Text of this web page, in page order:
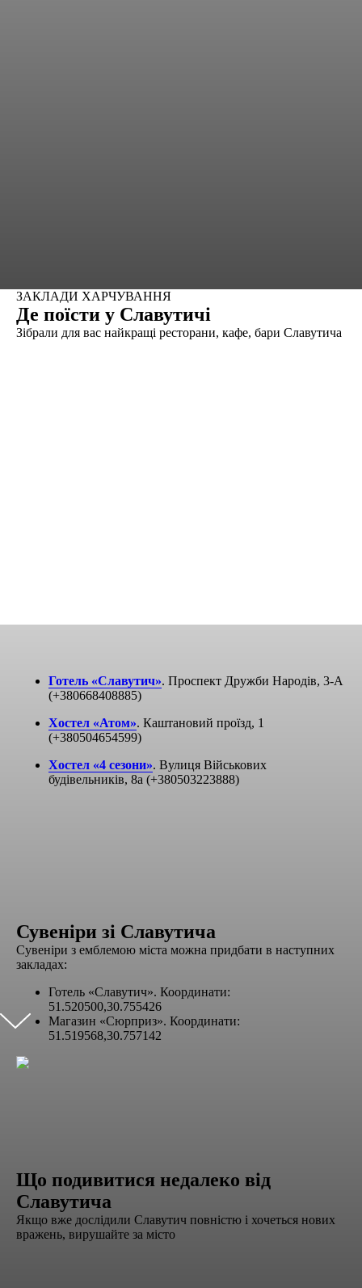
ЗАКЛАДИ ХАРЧУВАННЯ
Де поїсти у Славутичі
Зібрали для вас найкращі ресторани, кафе, бари Славутича
Готель «Славутич». Проспект Дружби Народів, 3-A
(+380668408885)
Хостел «Атом». Каштановий проїзд, 1
(+380504654599)
Хостел «4 сезони». Вулиця Військових
будівельників, 8а (+380503223888)
Сувеніри зі Славутича
Сувеніри з емблемою міста можна придбати в наступних
закладах:
Готель «Славутич». Координати:
51.520500,30.755426
Магазин «Сюрприз». Координати:
51.519568,30.757142
Що подивитися недалеко від
Славутича
Якщо вже дослідили Славутич повністю і хочеться нових
вражень, вирушайте за місто